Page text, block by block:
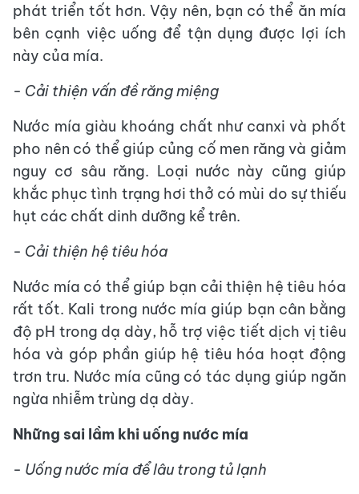
phát triển tốt hơn. Vậy nên, bạn có thể ăn mía
bên cạnh việc uống để tận dụng được lợi ích
này của mía.
- Cải thiện vấn đề răng miệng
Nước mía giàu khoáng chất như canxi và phốt
pho nên có thể giúp củng cố men răng và giảm
nguy cơ sâu răng. Loại nước này cũng giúp
khắc phục tình trạng hơi thở có mùi do sự thiếu
hụt các chất dinh dưỡng kể trên.
- Cải thiện hệ tiêu hóa
Nước mía có thể giúp bạn cải thiện hệ tiêu hóa
rất tốt. Kali trong nước mía giúp bạn cân bằng
độ pH trong dạ dày, hỗ trợ việc tiết dịch vị tiêu
hóa và góp phần giúp hệ tiêu hóa hoạt động
trơn tru. Nước mía cũng có tác dụng giúp ngăn
ngừa nhiễm trùng dạ dày.
Những sai lầm khi uống nước mía
- Uống nước mía để lâu trong tủ lạnh